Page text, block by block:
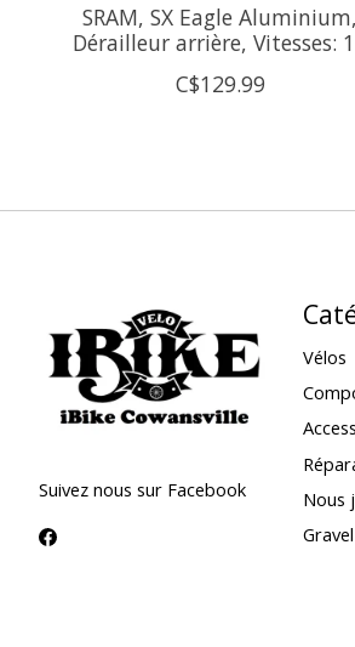
SRAM, SX Eagle Aluminium,
Dérailleur arrière, Vitesses:
C$129.99
Suivez nous sur Facebook
Vélos
Nous